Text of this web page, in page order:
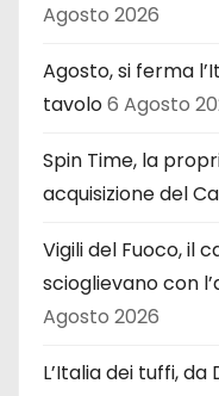
Agosto 2026
Agosto, si ferma
tavolo6 Agosto
Spin Time, la
acquisizione del
Vigili del Fuoco, il
scioglievano con
Agosto 2026
L’Italia dei tuffi,